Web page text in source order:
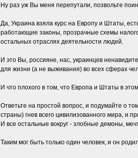
Ну раз уж Вы меня перепутали, позвольте
Да, Украина взяла курс на Европу и Штаты,
работающие законы, прозрачные схемы
остальных отраслях деятельности людей.
И это Вы, россияне, нас, украинцев
для жизни (а не выживания) во всех сферах
И что плохого в том, что Европа и Штаты в
Ответьте на простой вопрос, и подумайте о
страны) гнев всего цивилизованного мира, и
И все остальные вокруг - злобные демоны,
Таким мог быть только один человек, и он